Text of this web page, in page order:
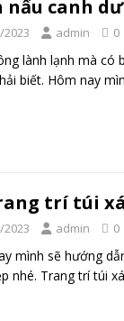
nấu canh
2023 admin 0
lành lạnh mà có
biết. Hôm nay
trí túi
2023 admin 0
mình sẽ hướng
nhé. Trang trí túi